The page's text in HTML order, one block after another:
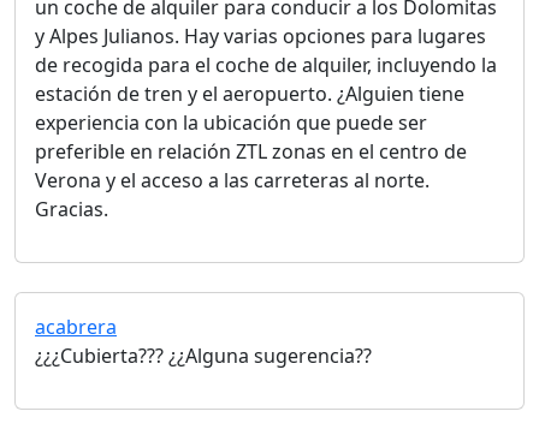
un coche de alquiler para conducir a los Dolomitas
y Alpes Julianos. Hay varias opciones para lugares
de recogida para el coche de alquiler, incluyendo la
estación de tren y el aeropuerto. ¿Alguien tiene
experiencia con la ubicación que puede ser
preferible en relación ZTL zonas en el centro de
Verona y el acceso a las carreteras al norte.
Gracias.
acabrera
¿¿¿Cubierta??? ¿¿Alguna sugerencia??